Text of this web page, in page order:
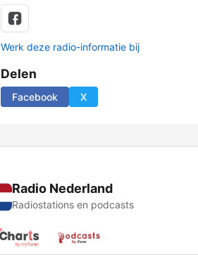
Werk deze radio-informatie bij
Delen
Facebook X
Radio Nederland
Radiostations en podcasts